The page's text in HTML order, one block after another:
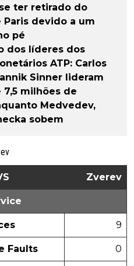
ter retirado do
Paris devido a um
pé
dos líderes dos
ATP: Carlos
Sinner lideram
7,5 milhões de
Medvedev,
sobem
Zverev
9
Faults 0